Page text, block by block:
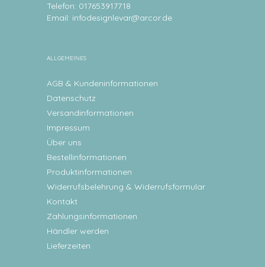
Telefon: 017653917718
Email: infodesignlevar@arcor.de
ALLGEMEINES
AGB & Kundeninformationen
Datenschutz
Versandinformationen
Impressum
Über uns
Bestellinformationen
Produktinformationen
Widerrufsbelehrung & Widerrufsformular
Kontakt
Zahlungsinformationen
Händler werden
Lieferzeiten